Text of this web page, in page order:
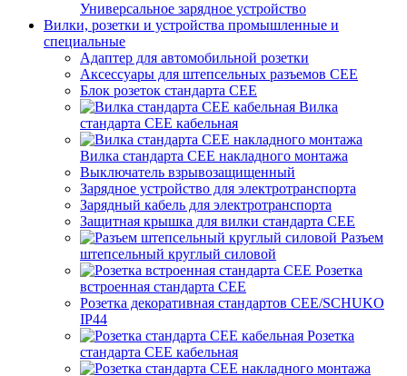
Универсальное зарядное устройство
Вилки, розетки и устройства промышленные и
специальные
Адаптер для автомобильной розетки
Аксессуары для штепсельных разъемов CEE
Блок розеток стандарта CEE
Вилка
стандарта CEE кабельная
Вилка стандарта CEE накладного монтажа
Выключатель взрывозащищенный
Зарядное устройство для электротранспорта
Зарядный кабель для электротранспорта
Защитная крышка для вилки стандарта CEE
Разъем
штепсельный круглый силовой
Розетка
встроенная стандарта CEE
Розетка декоративная стандартов CEE/SCHUKO
IP44
Розетка
стандарта СЕЕ кабельная